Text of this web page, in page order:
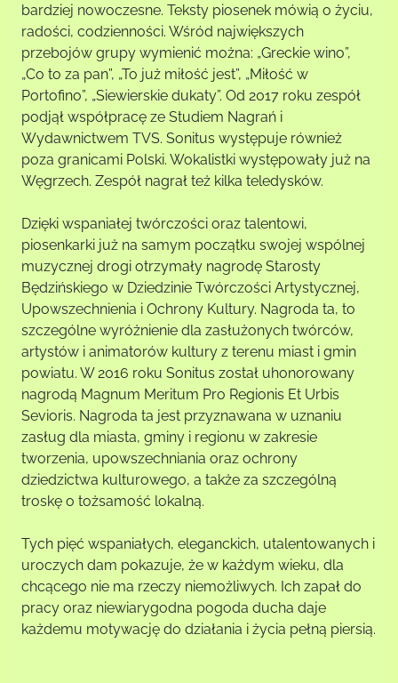
bardziej nowoczesne. Teksty piosenek mówią o życiu,
radości, codzienności. Wśród największych
przebojów grupy wymienić można: „Greckie wino”,
„Co to za pan”, „To już miłość jest”, „Miłość w
Portofino”, „Siewierskie dukaty”. Od 2017 roku zespół
podjął współpracę ze Studiem Nagrań i
Wydawnictwem TVS. Sonitus występuje również
poza granicami Polski. Wokalistki występowały już na
Węgrzech. Zespół nagrał też kilka teledysków.
Dzięki wspaniałej twórczości oraz talentowi,
piosenkarki już na samym początku swojej wspólnej
muzycznej drogi otrzymały nagrodę Starosty
Będzińskiego w Dziedzinie Twórczości Artystycznej,
Upowszechnienia i Ochrony Kultury. Nagroda ta, to
szczególne wyróżnienie dla zasłużonych twórców,
artystów i animatorów kultury z terenu miast i gmin
powiatu. W 2016 roku Sonitus został uhonorowany
nagrodą Magnum Meritum Pro Regionis Et Urbis
Sevioris. Nagroda ta jest przyznawana w uznaniu
zasług dla miasta, gminy i regionu w zakresie
tworzenia, upowszechniania oraz ochrony
dziedzictwa kulturowego, a także za szczególną
troskę o tożsamość lokalną.
Tych pięć wspaniałych, eleganckich, utalentowanych i
uroczych dam pokazuje, że w każdym wieku, dla
chcącego nie ma rzeczy niemożliwych. Ich zapał do
pracy oraz niewiarygodna pogoda ducha daje
każdemu motywację do działania i życia pełną piersią.